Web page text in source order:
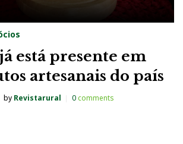
está presente em
artesanais do país
by Revistarural 0comments